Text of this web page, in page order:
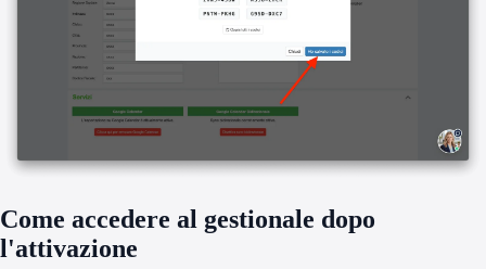
Come accedere al gestionale dopo
l'attivazione